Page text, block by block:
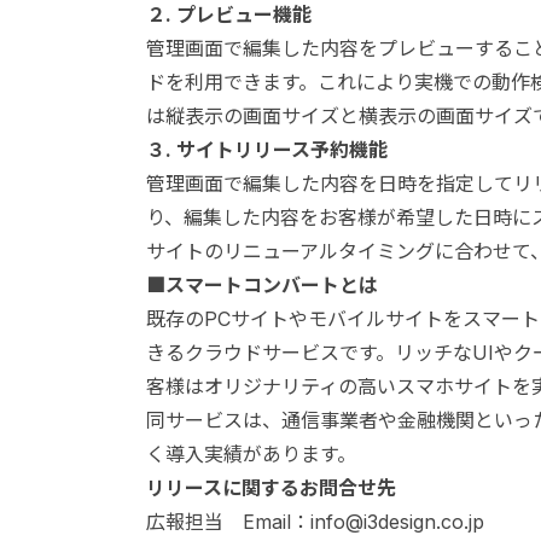
２. プレビュー機能
管理画面で編集した内容をプレビューする
ドを利用できます。これにより実機での動
は縦表示の画面サイズと横表示の画面サイ
３. サイトリリース予約機能
管理画面で編集した内容を日時を指定して
り、編集した内容をお客様が希望した日時
サイトのリニューアルタイミングに合わせ
■スマートコンバートとは
既存のPCサイトやモバイルサイトをスマー
きるクラウドサービスです。リッチなUIや
客様はオリジナリティの高いスマホサイトを
同サービスは、通信事業者や金融機関とい
く導入実績があります。
リリースに関するお問合せ先
広報担当 Email：info@i3design.co.jp